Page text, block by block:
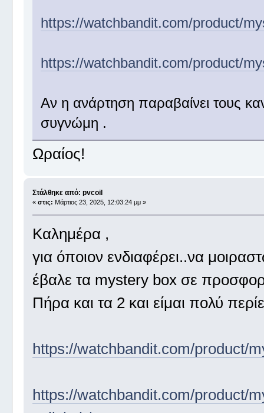
https://watchbandit.com/product/
https://watchbandit.com/product/
Αν η ανάρτηση παραβαίνει τους
συγνώμη .
Ωραίος!
Στάλθηκε από: pvcoil
« στις: Μάρτιος 23, 2025, 12:03:24 μμ »
Καλημέρα ,
για όποιον ενδιαφέρει..να
έβαλε τα mystery box σε
Πήρα και τα 2 και είμαι πολύ
https://watchbandit.com/product/
https://watchbandit.com/product/